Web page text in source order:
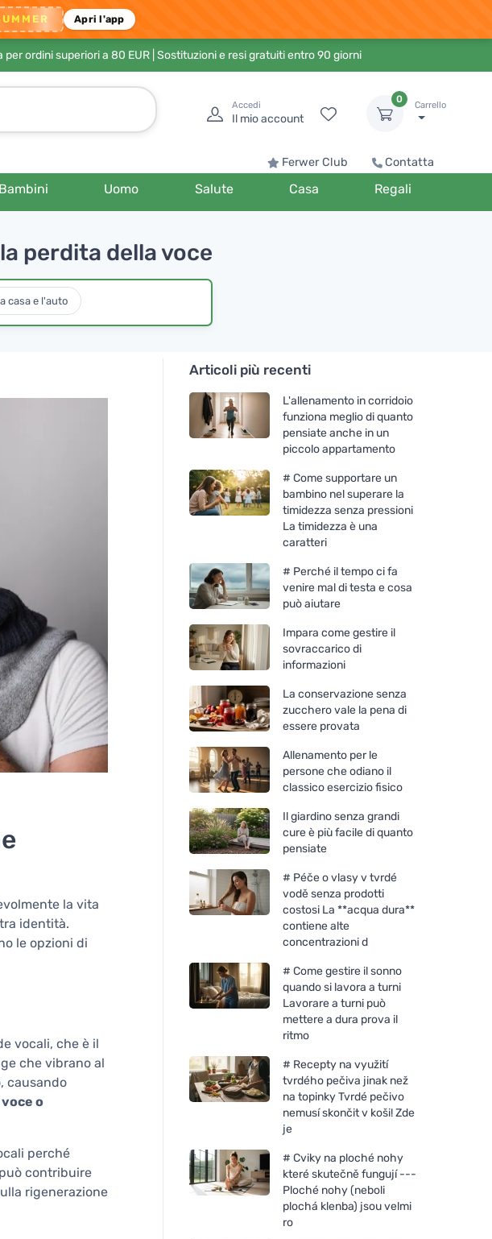
Apri l'app
ordini superiori a 80 EUR | Sostituzioni e resi gratuiti entro 90 giorni
Accedi
Il mio account
0
Carrello
Ferwer Club Contatta
Bambini Uomo Salute Casa Regali
perdita della voce
casa e l'auto
la vita
identità.
le opzioni di
vocali, che è il
che vibrano al
causando
o
perché
contribuire
rigenerazione
Articoli più recenti
L'allenamento in corridoio
funziona meglio di quanto
pensiate anche in un
piccolo appartamento
# Come supportare un
bambino nel superare la
timidezza senza pressioni
La timidezza è una
caratteri
# Perché il tempo ci fa
venire mal di testa e cosa
può aiutare
Impara come gestire il
sovraccarico di
informazioni
La conservazione senza
zucchero vale la pena di
essere provata
Allenamento per le
persone che odiano il
classico esercizio fisico
Il giardino senza grandi
cure è più facile di quanto
pensiate
# Péče o vlasy v tvrdé
vodě senza prodotti
costosi La **acqua dura**
contiene alte
concentrazioni d
# Come gestire il sonno
quando si lavora a turni
Lavorare a turni può
mettere a dura prova il
ritmo
# Recepty na využití
tvrdého pečiva jinak než
na topinky Tvrdé pečivo
nemusí skončit v koši! Zde
je
# Cviky na ploché nohy
které skutečně fungují ---
Ploché nohy (neboli
plochá klenba) jsou velmi
ro